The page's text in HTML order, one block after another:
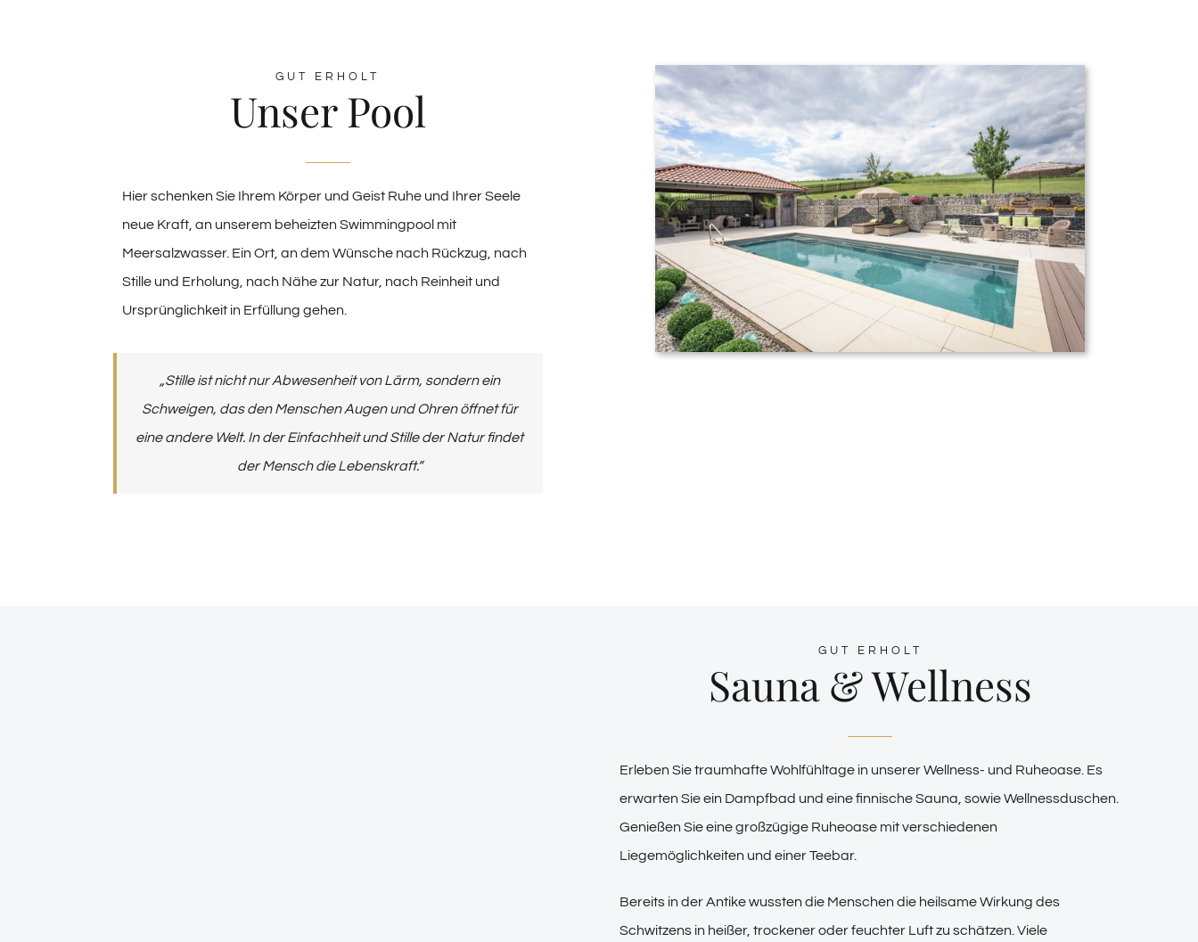
GUT ERHOLT
Unser Pool
Hier schenken Sie Ihrem Körper und Geist Ruhe und Ihrer Seele
neue Kraft, an unserem beheizten Swimmingpool mit
Meersalzwasser. Ein Ort, an dem Wünsche nach Rückzug, nach
Stille und Erholung, nach Nähe zur Natur, nach Reinheit und
Ursprünglichkeit in Erfüllung gehen.
„Stille ist nicht nur Abwesenheit von Lärm, sondern ein
Schweigen, das den Menschen Augen und Ohren öffnet für
eine andere Welt. In der Einfachheit und Stille der Natur findet
der Mensch die Lebenskraft.“
GUT ERHOLT
Sauna & Wellness
Erleben Sie traumhafte Wohlfühltage in unserer Wellness- und Ruheoase. Es
erwarten Sie ein Dampfbad und eine finnische Sauna, sowie Wellnessduschen.
Genießen Sie eine großzügige Ruheoase mit verschiedenen
Liegemöglichkeiten und einer Teebar.
Bereits in der Antike wussten die Menschen die heilsame Wirkung des
Schwitzens in heißer, trockener oder feuchter Luft zu schätzen. Viele